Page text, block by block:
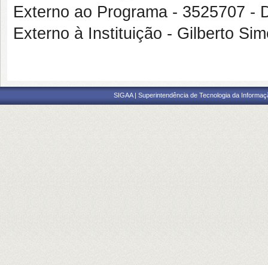
Externo ao Programa - 3525707 -
Externo à Instituição - Gilberto
SIGAA | Superintendência de Tecnologia da